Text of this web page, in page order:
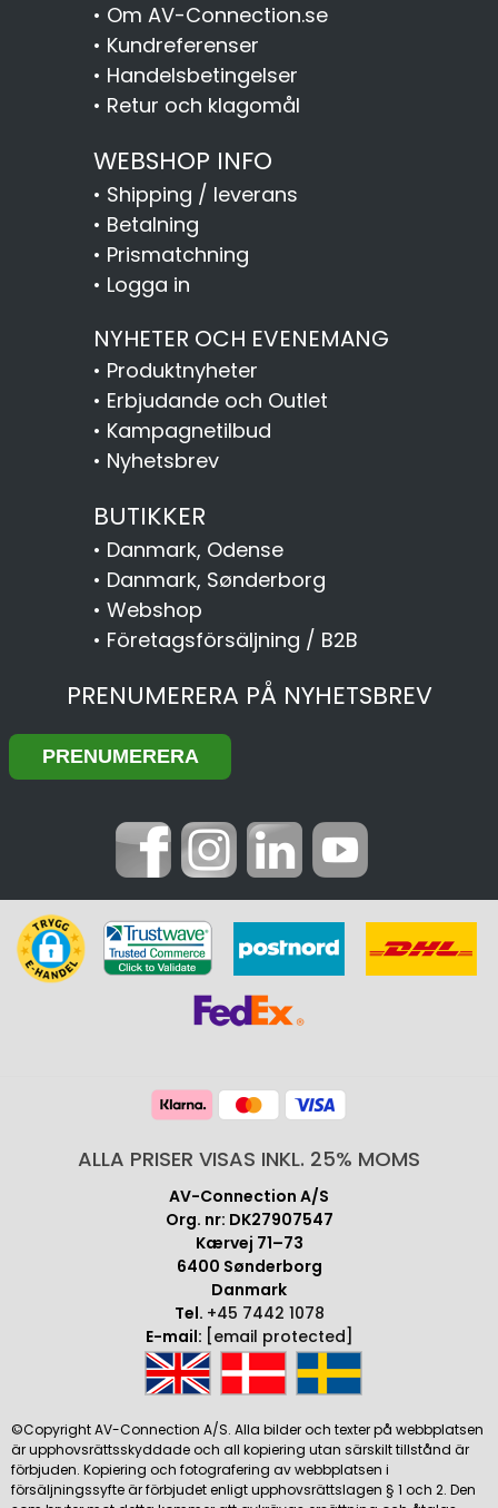
• Om AV-Connection.se
• Kundreferenser
• Handelsbetingelser
• Retur och klagomål
WEBSHOP INFO
• Shipping / leverans
• Betalning
• Prismatchning
• Logga in
NYHETER OCH EVENEMANG
• Produktnyheter
• Erbjudande och Outlet
• Kampagnetilbud
• Nyhetsbrev
BUTIKKER
• Danmark, Odense
• Danmark, Sønderborg
• Webshop
• Företagsförsäljning / B2B
PRENUMERERA PÅ NYHETSBREV
ALLA PRISER VISAS INKL. 25% MOMS
AV-Connection A/S
Org. nr: DK27907547
Kærvej 71–73
6400 Sønderborg
Danmark
Tel. +45 7442 1078
E-mail: [email protected]
©Copyright AV-Connection A/S. Alla bilder och texter på webbplatsen
är upphovsrättsskyddade och all kopiering utan särskilt tillstånd är
förbjuden. Kopiering och fotografering av webbplatsen i
försäljningssyfte är förbjudet enligt upphovsrättslagen § 1 och 2. Den